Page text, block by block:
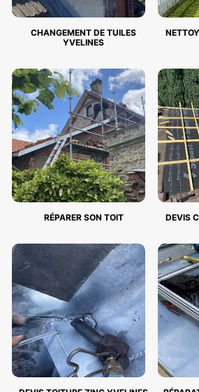
CHANGEMENT DE TUILES
YVELINES
RÉPARER SON TOIT DEVIS